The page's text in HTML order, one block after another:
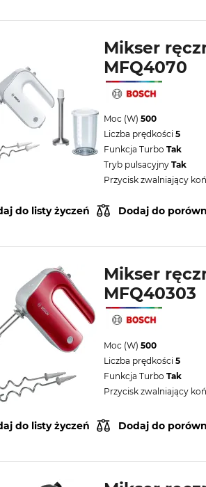
Mikser
MFQ4070
Moc (W) 500
Liczba prędkości 5
Funkcja Turbo Tak
Tryb pulsacyjny Tak
Przycisk zwalniający
do listy życzeń Dodaj do
Mikser
MFQ40303
Moc (W) 500
Liczba prędkości 5
Funkcja Turbo Tak
Przycisk zwalniający
do listy życzeń Dodaj do